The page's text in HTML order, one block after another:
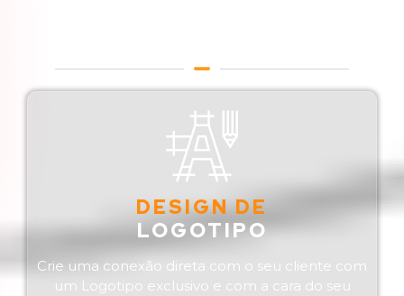
DESIGN DE
LOGOTIPO
Crie uma conexão direta com o seu cliente com
um Logotipo exclusivo e com a cara do seu